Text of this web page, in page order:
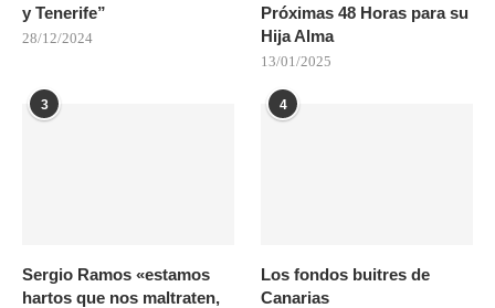
y Tenerife”
28/12/2024
Próximas 48 Horas para su
Hija Alma
13/01/2025
3
Sergio Ramos «estamos
hartos que nos maltraten,
4
Los fondos buitres de
Canarias